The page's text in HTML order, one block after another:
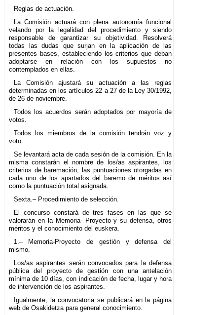
Reglas de actuación.
La Comisión actuará con plena autonomía funcional
velando por la legalidad del procedimiento y siendo
responsable de garantizar su objetividad. Resolverá
todas las dudas que surjan en la aplicación de las
presentes bases, estableciendo los criterios que deban
adoptarse en relación con los supuestos no
contemplados en ellas.
La Comisión ajustará su actuación a las reglas
determinadas en los artículos 22 a 27 de la Ley 30/1992,
de 26 de noviembre.
Todos los acuerdos serán adoptados por mayoría de
votos.
Todos los miembros de la comisión tendrán voz y
voto.
Se levantará acta de cada sesión de la comisión. En la
misma constarán el nombre de los/as aspirantes, los
criterios de baremación, las puntuaciones otorgadas en
cada uno de los apartados del baremo de méritos así
como la puntuación total asignada.
Sexta.– Procedimiento de selección.
El concurso constará de tres fases en las que se
valorarán en la Memoria- Proyecto y su defensa, otros
méritos y el conocimiento del euskera.
1.– Memoria-Proyecto de gestión y defensa del
mismo.
Los/as aspirantes serán convocados para la defensa
pública del proyecto de gestión con una antelación
mínima de 10 días, con indicación de fecha, lugar y hora
de intervención de los aspirantes.
Igualmente, la convocatoria se publicará en la página
web de Osakidetza para general conocimiento.